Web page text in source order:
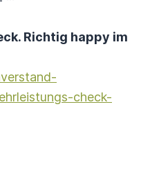
Richtig happy im
check-